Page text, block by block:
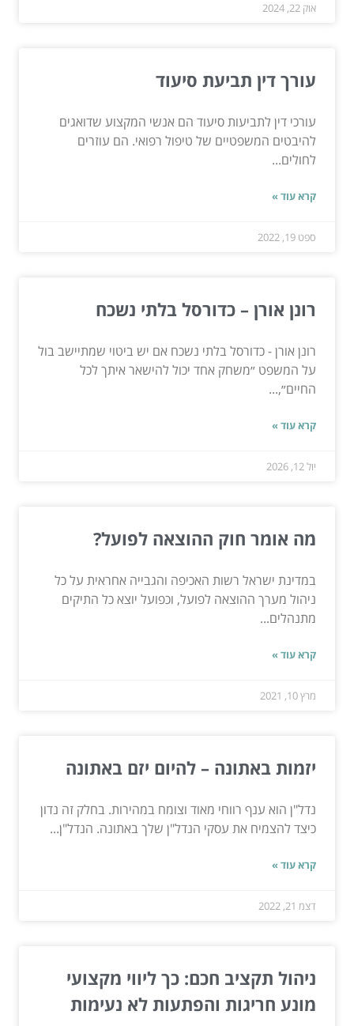
אוק 22, 2024
עורך דין תביעת סיעוד
עורכי דין לתביעות סיעוד הם אנשי המקצוע שדואגים
להיבטים המשפטיים של טיפול רפואי. הם עוזרים
לחולים...
קרא עוד »
ספט 19, 2022
רונן אורן – כדורסל בלתי נשכח
רונן אורן - כדורסל בלתי נשכח אם יש ביטוי שמתיישב בול
על המשפט ״משחק אחד יכול להישאר איתך לכל
החיים״,...
קרא עוד »
יול 12, 2026
מה אומר חוק ההוצאה לפועל?
במדינת ישראל רשות האכיפה והגבייה אחראית על כל
ניהול מערך ההוצאה לפועל, וכפועל יוצא כל התיקים
מתנהלים...
קרא עוד »
מרץ 10, 2021
יזמות באתונה – להיום יזם באתונה
נדל"ן הוא ענף רווחי מאוד וצומח במהירות. בחלק זה נדון
כיצד להצמיח את עסקי הנדל"ן שלך באתונה. הנדל"ן...
קרא עוד »
דצמ 21, 2022
ניהול תקציב חכם: כך ליווי מקצועי
מונע חריגות והפתעות לא נעימות